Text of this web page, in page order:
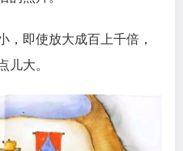
，即使放大成百上千倍，
儿大。